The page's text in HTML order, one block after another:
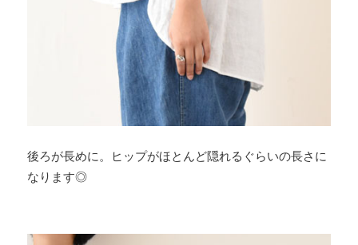
後ろが長めに。ヒップがほとんど隠れるぐらいの長さに
なります◎